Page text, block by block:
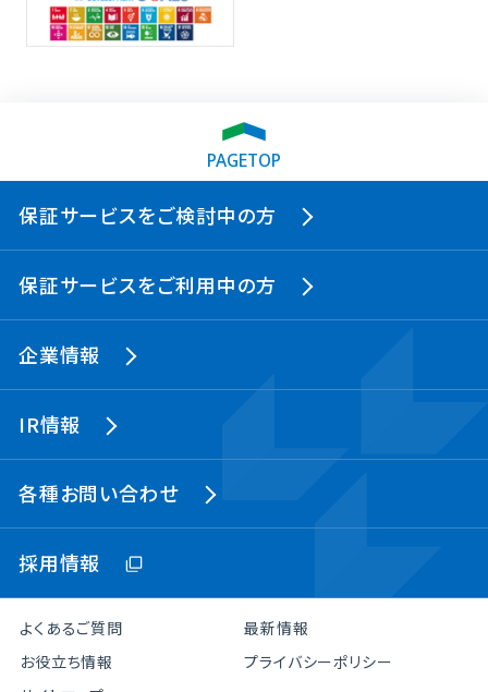
PAGETOP
保証サービスをご検討中の方
保証サービスをご利用中の方
企業情報
IR情報
各種お問い合わせ
採用情報
よくあるご質問
最新情報
お役立ち情報
プライバシーポリシー